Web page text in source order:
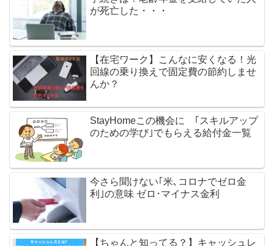
が死亡した・・・
【在宅ワーク】こんなに安くなる！光
回線の乗り換えで固定費の節約しませ
んか？
StayHomeこの機会に ｢スキルアップ
のための学び｣でもらえる給付金一覧
今さら聞けない｢米､コロナでゼロ金
利｣の意味 ゼロ･マイナス金利
【ちゃんと知ってる？】キャッシュレ